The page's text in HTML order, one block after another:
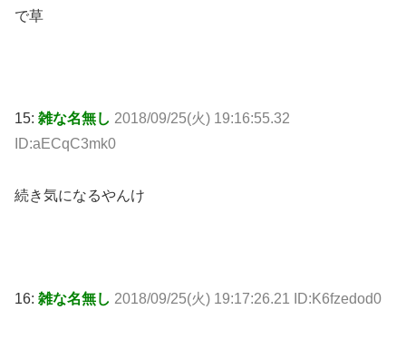
で草
15: 雑な名無し 2018/09/25(火) 19:16:55.32
ID:aECqC3mk0
続き気になるやんけ
16: 雑な名無し 2018/09/25(火) 19:17:26.21 ID:K6fzedod0